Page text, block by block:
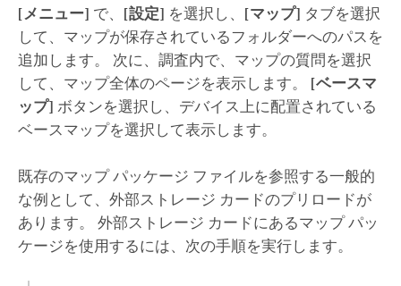
[メニュー] で、 [設定] を選択し、 [マップ] タブを選択
して、マップが保存されているフォルダーへのパスを
追加します。 次に、調査内で、マップの質問を選択
して、マップ全体のページを表示します。 [ベースマ
ップ] ボタンを選択し、デバイス上に配置されている
ベースマップを選択して表示します。
既存のマップ パッケージ ファイルを参照する一般的
な例として、外部ストレージ カードのプリロードが
あります。 外部ストレージ カードにあるマップ パッ
ケージを使用するには、次の手順を実行します。